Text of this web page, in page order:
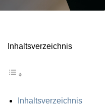
Inhaltsverzeichnis
Inhaltsverzeichnis